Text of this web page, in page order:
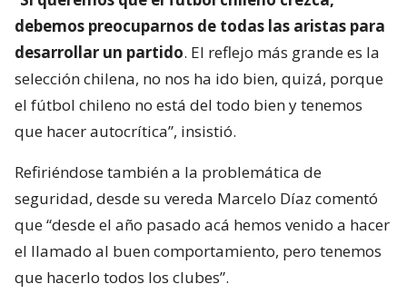
debemos preocuparnos de todas las aristas para
desarrollar un partido. El reflejo más grande es la
selección chilena, no nos ha ido bien, quizá, porque
el fútbol chileno no está del todo bien y tenemos
que hacer autocrítica”, insistió.
Refiriéndose también a la problemática de
seguridad, desde su vereda Marcelo Díaz comentó
que “desde el año pasado acá hemos venido a hacer
el llamado al buen comportamiento, pero tenemos
que hacerlo todos los clubes”.